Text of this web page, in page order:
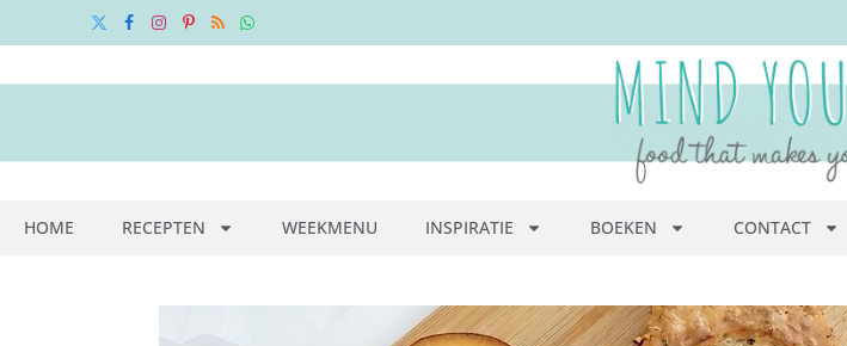
X
FacebookInstagram
Pinterest
RSSWhatsApp
HOME RECEPTEN WEEKMENU INSPIRATIE BOEKEN CONTACT